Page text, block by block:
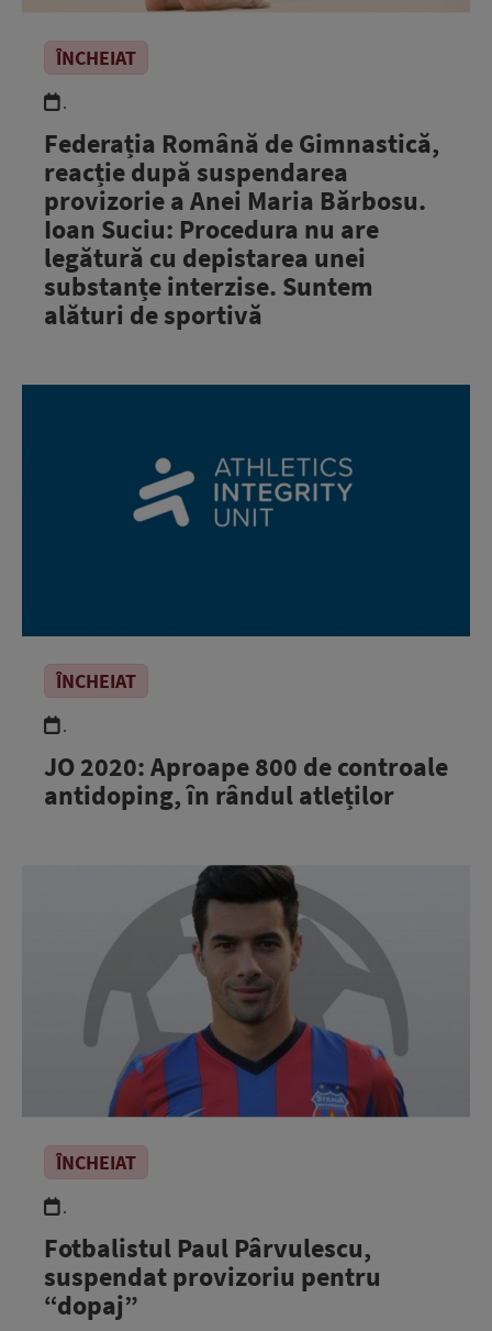
ÎNCHEIAT
.
Federația Română de Gimnastică,
reacție după suspendarea
provizorie a Anei Maria Bărbosu.
Ioan Suciu: Procedura nu are
legătură cu depistarea unei
substanțe interzise. Suntem
alături de sportivă
ÎNCHEIAT
.
JO 2020: Aproape 800 de controale
antidoping, în rândul atleților
ÎNCHEIAT
.
Fotbalistul Paul Pârvulescu,
suspendat provizoriu pentru
“dopaj”